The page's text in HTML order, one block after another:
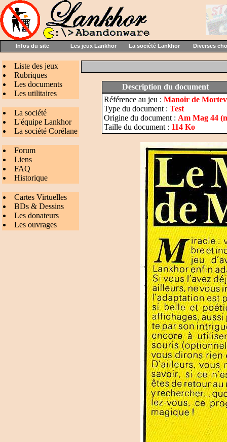
Infos du site Les jeux Lankhor La société Lankhor Diverses
Liste des jeux
Rubriques
Les documents
Les utilitaires
La société
L'équipe Lankhor
La société Corélane
Forum
Liens
FAQ
Historique
Cartes Virtuelles
BDs & Dessins
Les donateurs
Les ouvrages
Description du document
Référence au jeu : Manoir de
Type du document : Test
Origine du document : Am Mag 44
Taille du document : 114 Ko